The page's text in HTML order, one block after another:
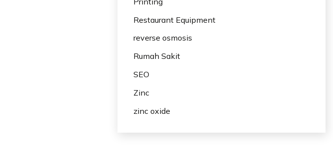
Restaurant Equipment
reverse osmosis
Rumah Sakit
SEO
Zinc
zinc oxide